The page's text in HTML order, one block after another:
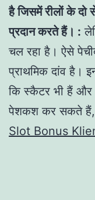
है जिसमें रीलों के
प्रदान करते हैं। :
चल रहा है। ऐसे
प्राथमिक दांव
कि स्कैटर भी हैं और
पेशकश कर सकते हैं,
Slot Bonus